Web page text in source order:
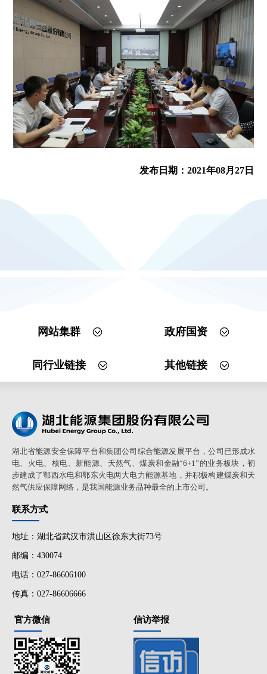
发布日期：2021年08月27日
网站集群 政府国资
同行业链接 其他链接
湖北省能源安全保障平台和集团公司综合能源发展平台，公司已形成水
电、火电、核电、新能源、天然气、煤炭和金融“6+1”的业务板块，初
步建成了鄂西水电和鄂东火电两大电力能源基地，并积极构建煤炭和天
然气供应保障网络，是我国能源业务品种最全的上市公司。
联系方式
地址：湖北省武汉市洪山区徐东大街73号
邮编：430074
电话：027-86606100
传真：027-86606666
官方微信 信访举报